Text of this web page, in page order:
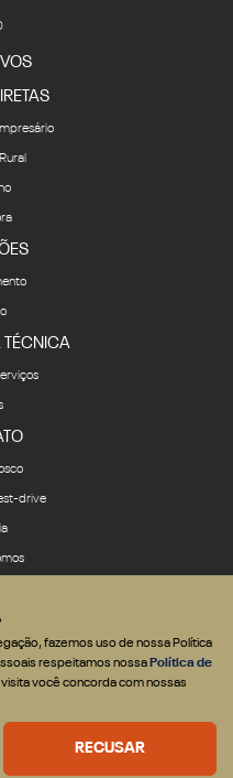
TÉCNICA
drive
fazemos uso de nossa Política
respeitamos nossa Política de
você concorda com nossas
RECUSAR